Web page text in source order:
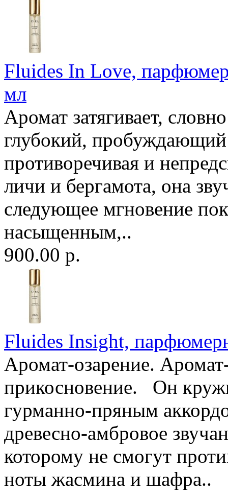
Fluides In Love,
мл
Аромат затягивает,
глубокий,
противоречивая и
личи и бергамота, она
следующее мгновение
насыщенным,..
900.00 р.
Fluides Insight,
Аромат-озарение.
прикосновение. Он
гурманно-пряным
древесно-амбровое
которому не смогут
ноты жасмина и шафра..